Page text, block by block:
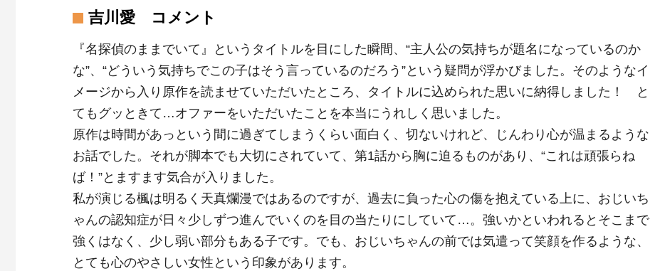
吉川愛 コメント
『名探偵のままでいて』というタイトルを目にした瞬間、“主人公の気持ちが題名になっているのか
な”、“どういう気持ちでこの子はそう言っているのだろう”という疑問が浮かびました。そのようなイ
メージから入り原作を読ませていただいたところ、タイトルに込められた思いに納得しました！ と
てもグッときて…オファーをいただいたことを本当にうれしく思いました。
原作は時間があっという間に過ぎてしまうくらい面白く、切ないけれど、じんわり心が温まるような
お話でした。それが脚本でも大切にされていて、第1話から胸に迫るものがあり、“これは頑張らね
ば！”とますます気合が入りました。
私が演じる楓は明るく天真爛漫ではあるのですが、過去に負った心の傷を抱えている上に、おじいち
ゃんの認知症が日々少しずつ進んでいくのを目の当たりにしていて…。強いかといわれるとそこまで
強くはなく、少し弱い部分もある子です。でも、おじいちゃんの前では気遣って笑顔を作るような、
とても心のやさしい女性という印象があります。